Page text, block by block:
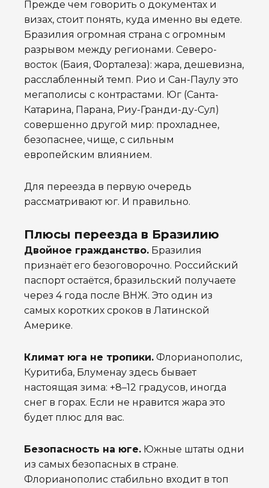
Прежде чем говорить о документах и
визах, стоит понять, куда именно вы едете.
Бразилия огромная страна с огромным
разрывом между регионами. Северо-
восток (Баия, Форталеза): жара, дешевизна,
расслабленный темп. Рио и Сан-Паулу это
мегаполисы с контрастами. Юг (Санта-
Катарина, Парана, Риу-Гранди-ду-Сул)
совершенно другой мир: прохладнее,
безопаснее, чище, с сильным
европейским влиянием.
Для переезда в первую очередь
рассматривают юг. И правильно.
Плюсы переезда в Бразилию
Двойное гражданство. Бразилия
признаёт его безоговорочно. Российский
паспорт остаётся, бразильский получаете
через 4 года после ВНЖ. Это один из
самых коротких сроков в Латинской
Америке.
Климат юга не тропики. Флорианополис,
Куритиба, Блуменау здесь бывает
настоящая зима: +8–12 градусов, иногда
снег в горах. Если не нравится жара это
будет плюс для вас.
Безопасность на юге. Южные штаты одни
из самых безопасных в стране.
Флорианополис стабильно входит в топ